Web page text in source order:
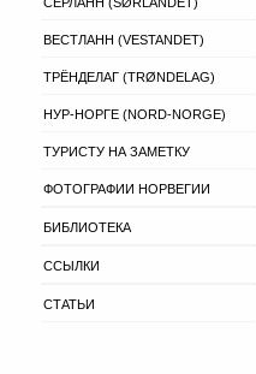
ВЕСТЛАНН (VESTANDET)
ТРЁНДЕЛАГ (TRØNDELAG)
НУР-НОРГЕ (NORD-NORGE)
ТУРИСТУ НА ЗАМЕТКУ
ФОТОГРАФИИ НОРВЕГИИ
БИБЛИОТЕКА
ССЫЛКИ
СТАТЬИ